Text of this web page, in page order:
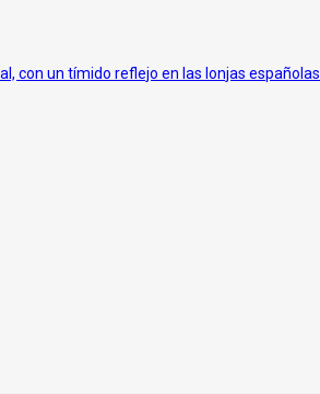
con un tímido reflejo en las lonjas españolas